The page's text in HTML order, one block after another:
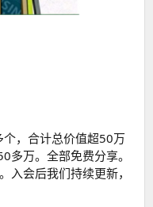
个，合计总价值超50万
多万。全部免费分享。
入会后我们持续更新，